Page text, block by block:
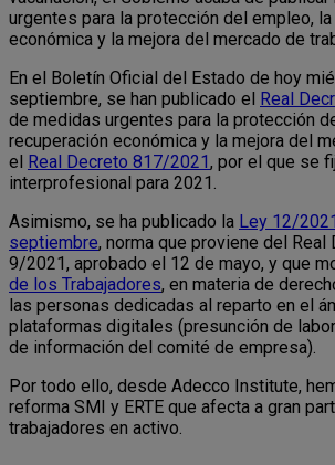
urgentes para la protección del empleo,
económica y la mejora del mercado de
En el Boletín Oficial del Estado de hoy
septiembre, se han publicado el
Real
de medidas urgentes para la protección
recuperación económica y la mejora del
el
Real Decreto 817/2021 , por el que se
interprofesional para 2021.
Asimismo, se ha publicado la Ley 12/
septiembre, norma que proviene del Real
9/2021, aprobado el 12 de mayo, y que
de los Trabajadores, en materia de
las personas dedicadas al reparto en el
plataformas digitales (presunción de
de información del comité de empresa).
Por todo ello, desde Adecco Institute,
reforma SMI y ERTE que afecta a gran
trabajadores en activo.